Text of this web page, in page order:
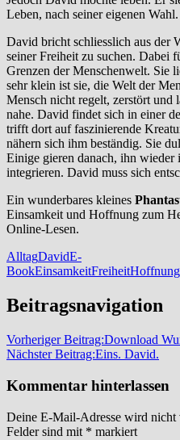
Leben, nach seiner eigenen Wahl.
David bricht schliesslich aus der
seiner Freiheit zu suchen. Dabei
Grenzen der Menschenwelt. Sie
sehr klein ist sie, die Welt der
Mensch nicht regelt, zerstört und
nahe. David findet sich in einer
trifft dort auf faszinierende
nähern sich ihm beständig. Sie
Einige gieren danach, ihn wieder
integrieren. David muss sich
Ein wunderbares kleines
Einsamkeit und Hoffnung zum
Online-Lesen.
AlltagDavidE-
BookEinsamkeitFreiheitHoffnung
Beitragsnavigation
Vorheriger Beitrag:Download
Nächster Beitrag:Eins. David.
Kommentar hinterlassen
Deine E-Mail-Adresse wird nicht
Felder sind mit * markiert